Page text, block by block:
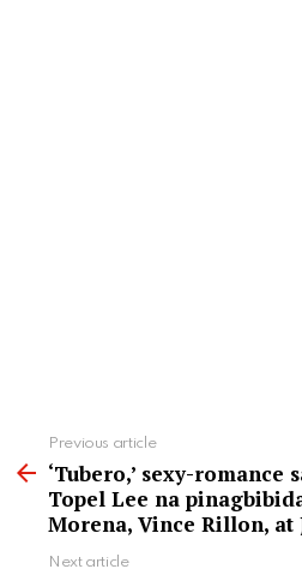
more
Previous article
‘Tubero,’ sexy-romance
Topel Lee na
Morena, Vince Rillon, at
Next article